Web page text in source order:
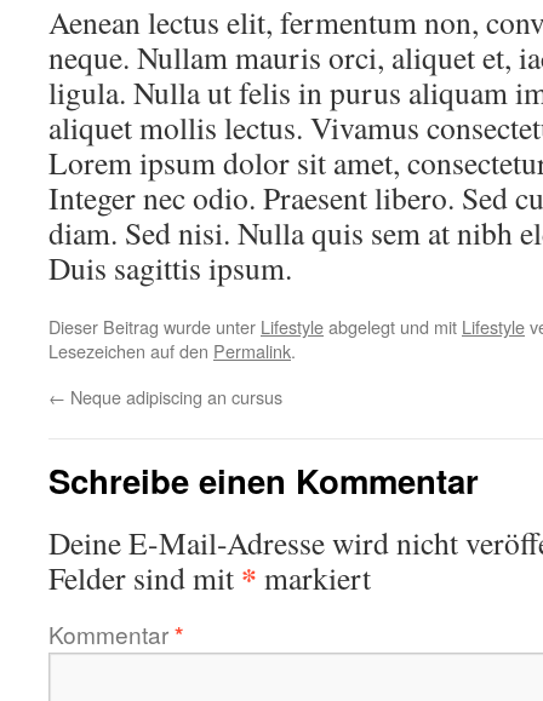
Aenean lectus elit, fermentum non,
neque. Nullam mauris orci, aliquet et,
ligula. Nulla ut felis in purus aliquam
aliquet mollis lectus. Vivamus
Lorem ipsum dolor sit amet,
Integer nec odio. Praesent libero. Sed
diam. Sed nisi. Nulla quis sem at nibh
Duis sagittis ipsum.
Dieser Beitrag wurde unter Lifestyleabgelegt und mit Lifestyle
Lesezeichen auf den Permalink.
← Neque adipiscing an cursus
Schreibe einen Kommentar
Deine E-Mail-Adresse wird nicht
Felder sind mit * markiert
Kommentar*